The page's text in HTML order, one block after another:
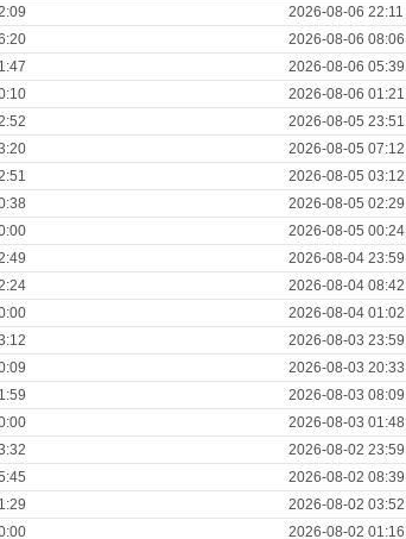
2026-08-06 22:11
2026-08-06 08:06
2026-08-06 05:39
2026-08-06 01:21
2026-08-05 23:51
2026-08-05 07:12
2026-08-05 03:12
2026-08-05 02:29
2026-08-05 00:24
2026-08-04 23:59
2026-08-04 08:42
2026-08-04 01:02
2026-08-03 23:59
2026-08-03 20:33
2026-08-03 08:09
2026-08-03 01:48
2026-08-02 23:59
2026-08-02 08:39
2026-08-02 03:52
2026-08-02 01:16